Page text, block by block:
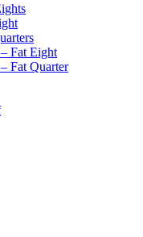
Fat Eight
Fat Quarter